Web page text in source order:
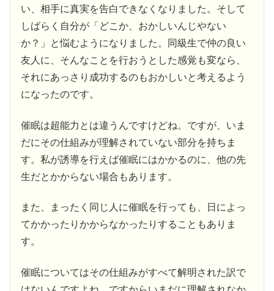
い、相手に真実を告白できなくなりました。そして
しばらく自分が「どこか、おかしいんじやない
か？」と悩むようになりました。同級生で仲の良い
友人に、そんなことを行おうとした感覚も変なら、
それにあっさり成功するのもおかしいと考えるよう
になったのです。
催眠は超能力とは違うんですけどね。ですが、いま
だにその仕組みが理解されていない部分を持ちま
す。私が誘導を行えば催眠にはかかるのに、他の先
生だとかからない場合もあります。
また、まったく同じ人に催眠を行っても、日によっ
てかかったりかからなかったりすることもありま
す。
催眠についてはその仕組みがすべて解明された訳で